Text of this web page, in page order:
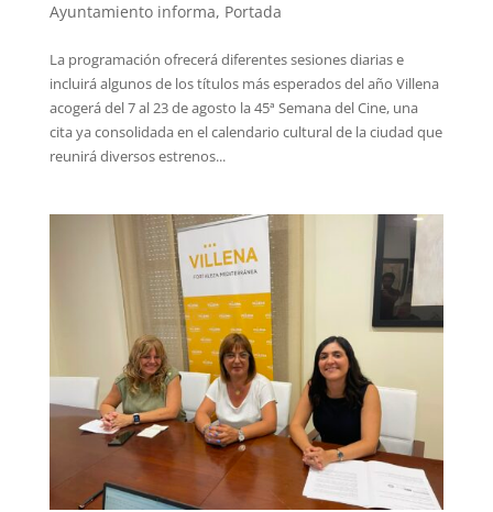
Ayuntamiento informa, Portada
La programación ofrecerá diferentes sesiones diarias e
incluirá algunos de los títulos más esperados del año Villena
acogerá del 7 al 23 de agosto la 45ª Semana del Cine, una
cita ya consolidada en el calendario cultural de la ciudad que
reunirá diversos estrenos...